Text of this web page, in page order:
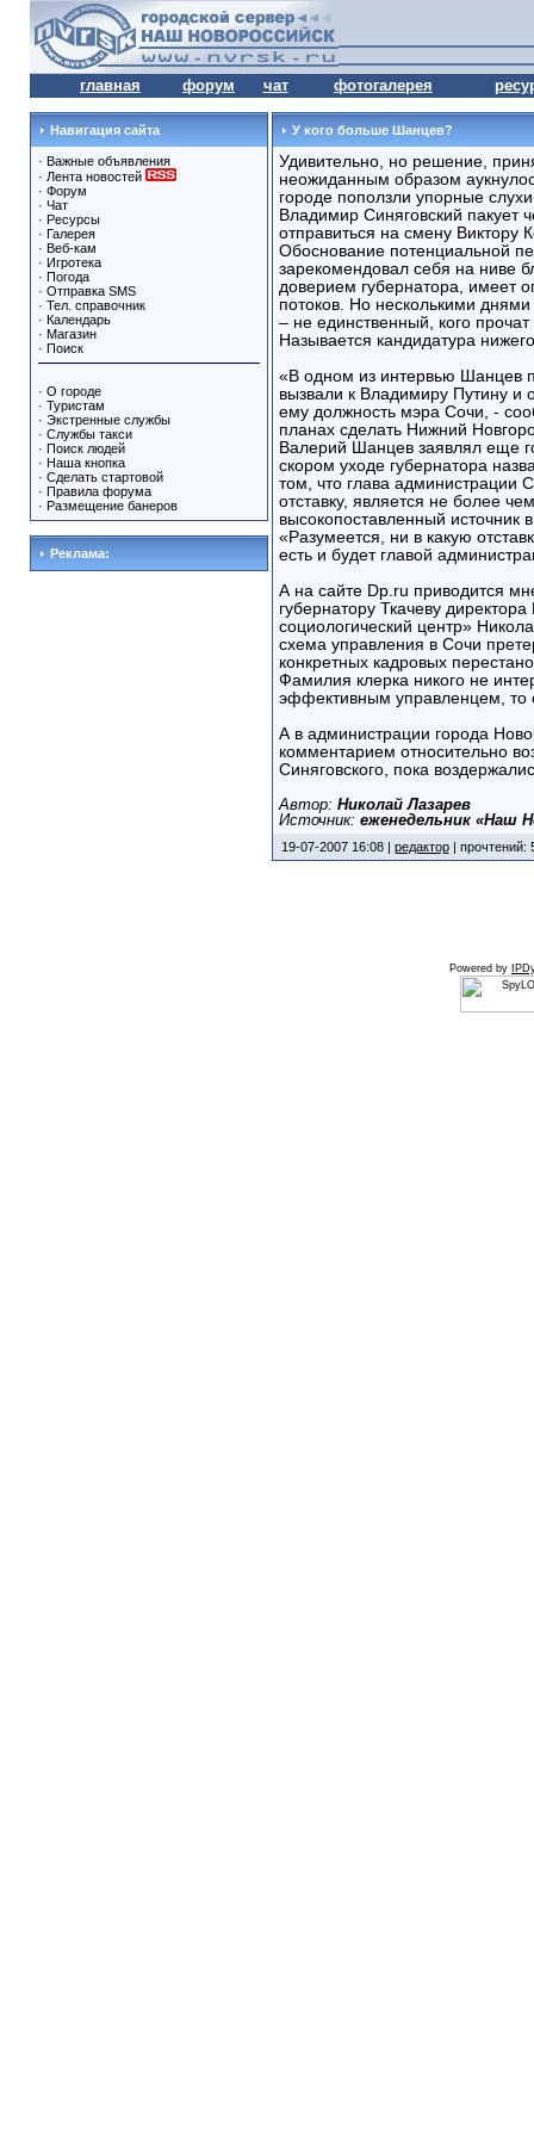
главная форум чат фотогалерея
Навигация сайта
· Важные объявления
· Лента новостей
· Форум
· Чат
· Ресурсы
· Галерея
· Веб-кам
· Игротека
· Погода
· Отправка SMS
· Тел. справочник
· Календарь
· Магазин
· Поиск
· О городе
· Туристам
· Экстренные службы
· Службы такси
· Поиск людей
· Наша кнопка
· Сделать стартовой
· Правила форума
· Размещение банеров
Реклама:
У кого больше Шанцев?
Удивительно, но решение,
неожиданным образом
городе поползли упорные
Владимир Синяговский пакует
отправиться на смену Виктору
Обоснование потенциальной
зарекомендовал себя на ниве
доверием губернатора, имеет
потоков. Но несколькими
– не единственный, кого
Называется кандидатура
«В одном из интервью Шанцев
вызвали к Владимиру Путину и
ему должность мэра Сочи, -
планах сделать Нижний
Валерий Шанцев заявлял еще
скором уходе губернатора
том, что глава администрации
отставку, является не более
высокопоставленный источник
«Разумеется, ни в какую
есть и будет главой
А на сайте Dp.ru приводится
губернатору Ткачеву
социологический центр»
схема управления в Сочи
конкретных кадровых
Фамилия клерка никого не
эффективным управленцем, то
А в администрации города
комментарием относительно
Синяговского, пока
Автор: Николай Лазарев
Источник: еженедельник «Наш
19-07-2007 16:08 | редактор| прочтений:
Powered by